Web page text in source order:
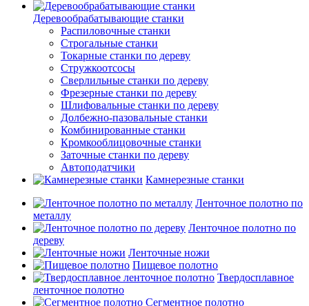
Деревообрабатывающие станки
Распиловочные станки
Строгальные станки
Токарные станки по дереву
Стружкоотсосы
Сверлильные станки по дереву
Фрезерные станки по дереву
Шлифовальные станки по дереву
Долбежно-пазовальные станки
Комбинированные станки
Кромкооблицовочные станки
Заточные станки по дереву
Автоподатчики
Камнерезные станки
Ленточное полотно по
металлу
Ленточное полотно по
дереву
Ленточные ножи
Пищевое полотно
Твердосплавное
ленточное полотно
Сегментное полотно